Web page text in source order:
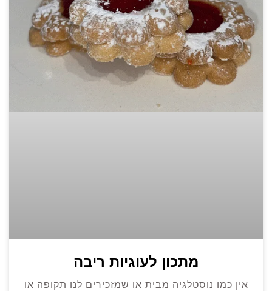
מתכון לעוגיות ריבה
אין כמו נוסטלגיה מבית או שמזכירים לנו תקופה או